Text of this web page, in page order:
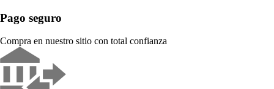
Pago seguro
Compra en nuestro sitio con total confianza